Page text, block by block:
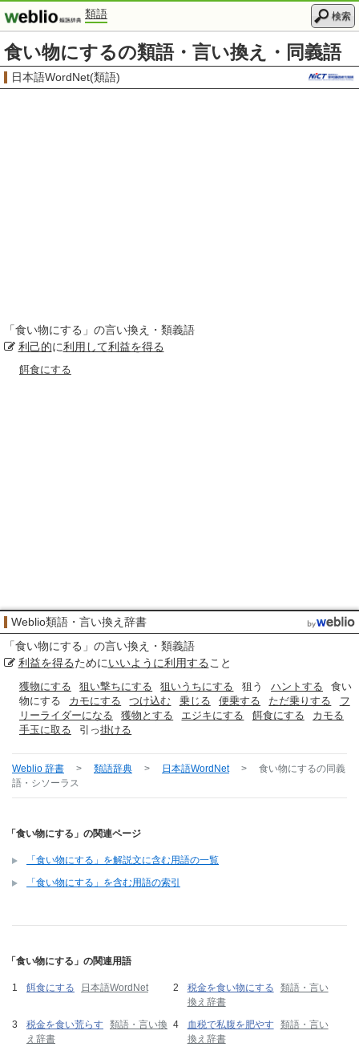
類語 検索
食い物にするの類語・言い換え・同義語
日本語WordNet(類語)
「食い物にする 」の言い換え・類義語
利己的に利用して利益を得る
餌食にする
Weblio類語・言い換え辞書
「食い物にする 」の言い換え・類義語
利益を得るためにいいように利用すること
獲物にする 狙い撃ちにする 狙いうちにする 狙う ハントする
食い
物にする
カモにする つけ込む 乗じる 便乗する ただ乗りする
フ
リーライダーになる
獲物とする エジキにする 餌食にする
カモる
手玉に取る
引っ掛ける
Weblio 辞書 > 類語辞典 > 日本語WordNet > 食い物にするの同義
語・シソーラス
「食い物にする」の関連ページ
「食い物にする」を解説文に含む用語の一覧
「食い物にする」を含む用語の索引
「食い物にする」の関連用語
餌食にする 日本語WordNet 税金を食い物にする
類語・言い
換え辞書
税金を食い荒らす 類語・言い換
え辞書
血税で私腹を肥やす 類語・言い
換え辞書